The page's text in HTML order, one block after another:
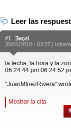
Leer las
#1
Ǝиçεl
30/01/2010 - 03:27 |
la fecha, la hora y la
06:24:44 pm 06:24:52
"JuanMtnezRivera"
Mostrar la cita